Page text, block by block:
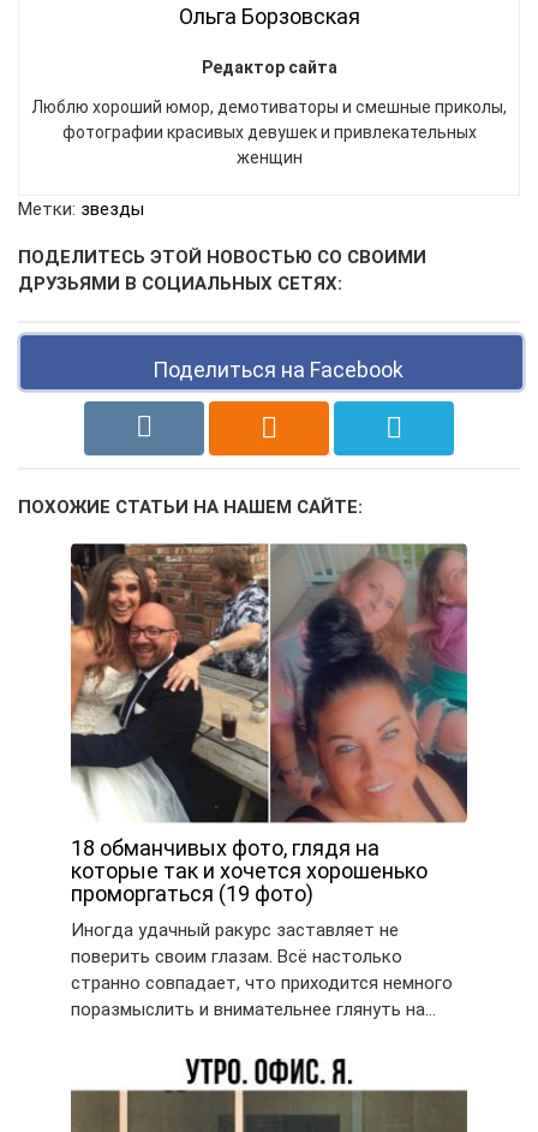
Ольга Борзовская
Редактор сайта
Люблю хороший юмор, демотиваторы и смешные приколы,
фотографии красивых девушек и привлекательных
женщин
Метки: звезды
ПОДЕЛИТЕСЬ ЭТОЙ НОВОСТЬЮ СО СВОИМИ
ДРУЗЬЯМИ В СОЦИАЛЬНЫХ СЕТЯХ:
Поделиться на Facebook
ПОХОЖИЕ СТАТЬИ НА НАШЕМ САЙТЕ:
18 обманчивых фото, глядя на
которые так и хочется хорошенько
проморгаться (19 фото)
Иногда удачный ракурс заставляет не
поверить своим глазам. Всё настолько
странно совпадает, что приходится немного
поразмыслить и внимательнее глянуть на…